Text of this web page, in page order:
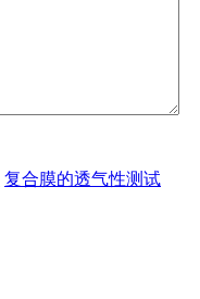
复合膜的透气性测试